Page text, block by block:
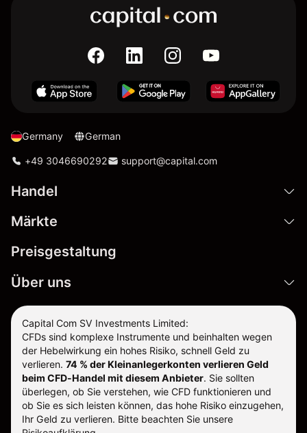
Germany German
+49 3046690292 support@capital.com
Handel
Märkte
Preisgestaltung
Über uns
Capital Com SV Investments Limited:
CFDs sind komplexe Instrumente und beinhalten wegen
der Hebelwirkung ein hohes Risiko, schnell Geld zu
verlieren. 74 % der Kleinanlegerkonten verlieren Geld
beim CFD-Handel mit diesem Anbieter. Sie sollten
überlegen, ob Sie verstehen, wie CFD funktionieren und
ob Sie es sich leisten können, das hohe Risiko einzugehen,
Ihr Geld zu verlieren. Bitte beachten Sie unsere